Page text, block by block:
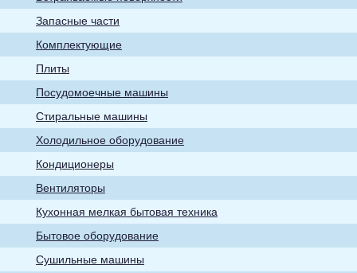
Хозяйственно-
бытовые товары
Кухонная мелкая
бытовая техника
Запасные части
Комплектующие
Плиты
Посудомоечные машины
Стиральные машины
Холодильное оборудование
Кондиционеры
Вентиляторы
Кухонная мелкая бытовая техника
Бытовое оборудование
Сушильные машины